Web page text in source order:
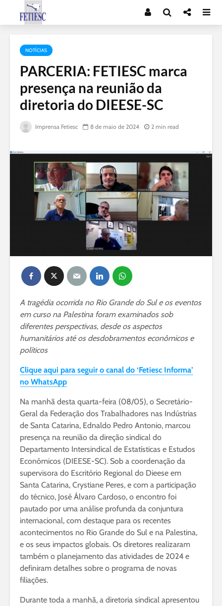
NOTÍCIAS
PARCERIA: FETIESC marca
presença na reunião da
diretoria do DIEESE-SC
Imprensa Fetiesc 8 de maio de 2024 2 min read
A tragédia ocorrida no Rio Grande do Sul e os eventos
em curso na Palestina foram examinados sob
diferentes perspectivas, desde os aspectos
humanitários até os desdobramentos econômicos e
políticos
Clique aqui para seguir o canal do ‘Fetiesc Informa’
no WhatsApp
Na manhã desta quarta-feira (08/05), o Secretário-
Geral da Federação dos Trabalhadores nas Indústrias
de Santa Catarina, Ednaldo Pedro Antonio, marcou
presença na reunião da direção sindical do
Departamento Intersindical de Estatísticas e Estudos
Econômicos (DIEESE-SC). Sob a coordenação da
supervisora do Escritório Regional do Dieese em
Santa Catarina, Crystiane Peres, e com a participação
do técnico, José Álvaro Cardoso, o encontro foi
pautado por uma análise profunda da conjuntura
internacional, com destaque para os recentes
acontecimentos no Rio Grande do Sul e na Palestina,
e os seus impactos globais. Os diretores realizaram
também o planejamento das atividades de 2024 e
definiram detalhes sobre o programa de novas
filiações.
Durante toda a manhã, a diretoria sindical apresentou